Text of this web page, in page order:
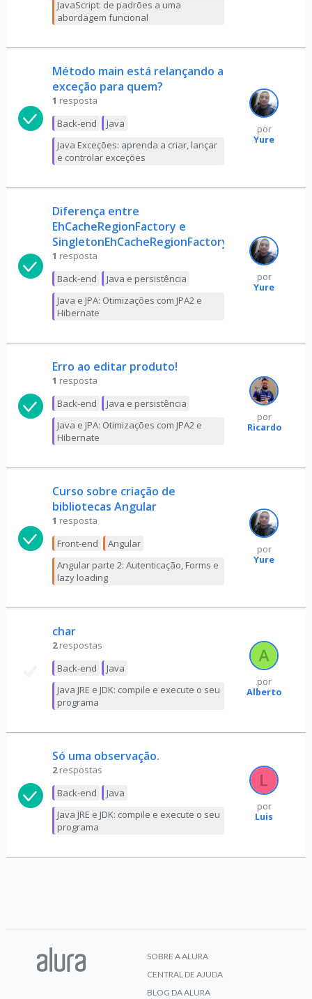
JavaScript: de padrões a uma
abordagem funcional
Método main está relançando a
exceção para quem?
1 resposta
Back-end
Java
Java Exceções: aprenda a criar, lançar
e controlar exceções
por
Yure
Diferença entre
EhCacheRegionFactory e
SingletonEhCacheRegionFactory
1 resposta
Back-end
Java e persistência
Java e JPA: Otimizações com JPA2 e
Hibernate
por
Yure
Erro ao editar produto!
1 resposta
Back-end
Java e persistência
Java e JPA: Otimizações com JPA2 e
Hibernate
por
Ricardo
Curso sobre criação de
bibliotecas Angular
1 resposta
Front-end
Angular
Angular parte 2: Autenticação, Forms e
lazy loading
por
Yure
char
2 respostas
Back-end
Java
Java JRE e JDK: compile e execute o seu
programa
por
Alberto
Só uma observação.
2 respostas
Back-end
Java
Java JRE e JDK: compile e execute o seu
programa
por
Luis
SOBRE A ALURA
CENTRAL DE AJUDA
BLOG DA ALURA